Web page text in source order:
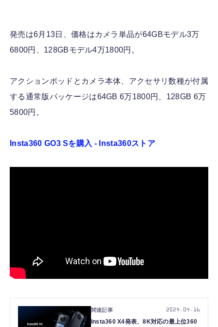
発売は6月13日、価格はカメラ単品が64GBモデル3万
6800円、128GBモデル4万1800円。
アクションポッドとカメラ本体、アクセサリ数種が付属
する通常版パッケージは64GB 6万1800円、128GB 6万
5800円。
Insta360 GO3 Sを購入 - Insta360ストア
Insta360 X4発表、8K対応の最上位360
2024.04.16